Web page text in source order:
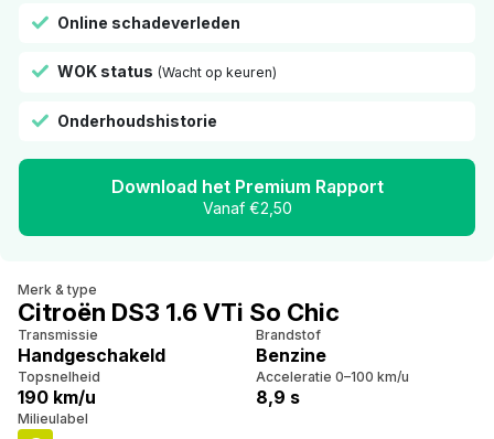
Online schadeverleden
WOK status (Wacht op keuren)
Onderhoudshistorie
Download het Premium Rapport
Vanaf €2,50
Merk & type
Citroën DS3 1.6 VTi So Chic
Transmissie
Handgeschakeld
Brandstof
Benzine
Topsnelheid
190 km/u
Acceleratie 0–100 km/u
8,9 s
Milieulabel